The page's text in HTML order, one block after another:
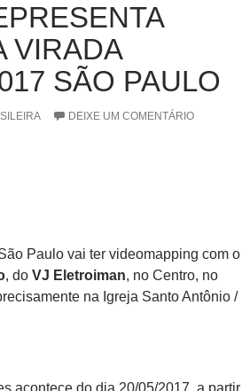
VIRADA
SÃO PAULO
DEIXE UM COMENTÁRIO
Paulo vai ter videomapping com o
, do VJ Eletroiman, no Centro, no
na Igreja Santo Antônio /
acontece do dia 20/05/2017, a partir